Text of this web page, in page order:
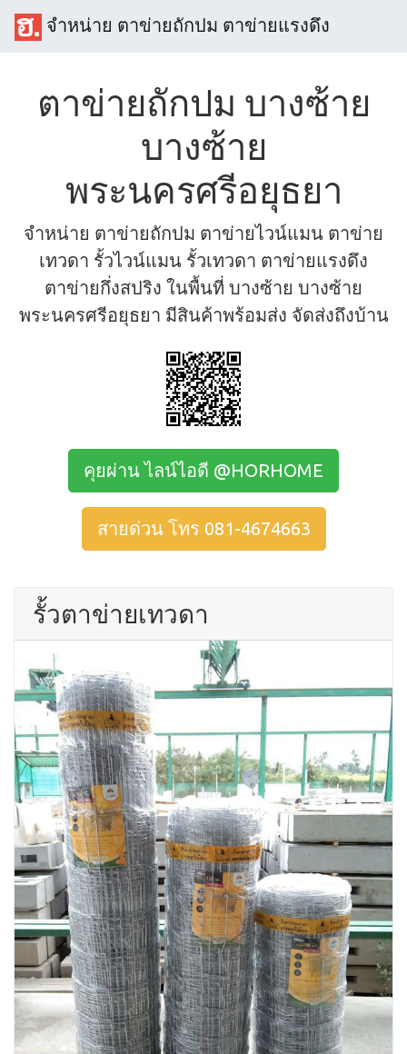
จำหน่าย ตาข่ายถักปม ตาข่ายแรงดึง
ตาข่ายถักปม บางซ้าย
บางซ้าย
พระนครศรีอยุธยา
จำหน่าย ตาข่ายถักปม ตาข่ายไวน์แมน ตาข่าย
เทวดา รั้วไวน์แมน รั้วเทวดา ตาข่ายแรงดึง
ตาข่ายกึ่งสปริง ในพื้นที่ บางซ้าย บางซ้าย
พระนครศรีอยุธยา มีสินค้าพร้อมส่ง จัดส่งถึงบ้าน
คุยผ่าน ไลน์ไอดี @HORHOME
สายด่วน โทร 081-4674663
รั้วตาข่ายเทวดา